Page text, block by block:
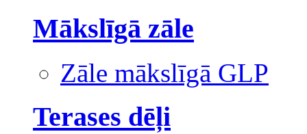
Mākslīgā zāle
Zāle mākslīgā GLP
Terases dēļi